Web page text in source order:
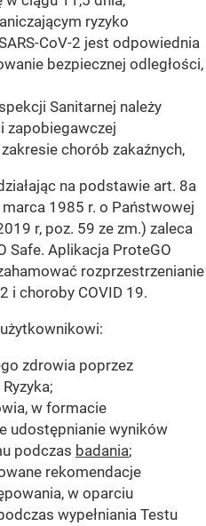
ryzyko
CoV-2 jest odpowiednia
bezpiecznej odległości,
Sanitarnej należy
zapobiegawczej
chorób zakaźnych,
na podstawie art. 8a
1985 r. o Państwowej
r, poz. 59 ze zm.) zaleca
Safe. Aplikacja ProteGO
rozprzestrzenianie
i choroby COVID 19.
zdrowia poprzez
w formacie
udostępnianie wyników
podczas badania;
rekomendacje
w oparciu
wypełniania Testu